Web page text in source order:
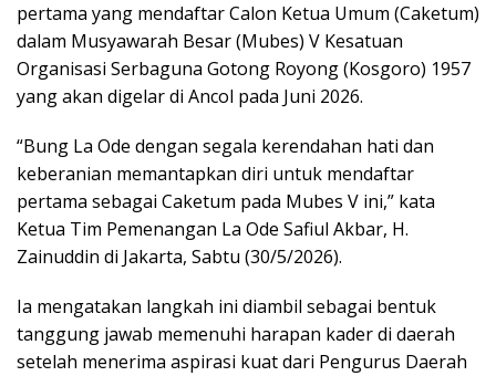
pertama yang mendaftar Calon Ketua Umum (Caketum)
dalam Musyawarah Besar (Mubes) V Kesatuan
Organisasi Serbaguna Gotong Royong (Kosgoro) 1957
yang akan digelar di Ancol pada Juni 2026.
“Bung La Ode dengan segala kerendahan hati dan
keberanian memantapkan diri untuk mendaftar
pertama sebagai Caketum pada Mubes V ini,” kata
Ketua Tim Pemenangan La Ode Safiul Akbar, H.
Zainuddin di Jakarta, Sabtu (30/5/2026).
Ia mengatakan langkah ini diambil sebagai bentuk
tanggung jawab memenuhi harapan kader di daerah
setelah menerima aspirasi kuat dari Pengurus Daerah